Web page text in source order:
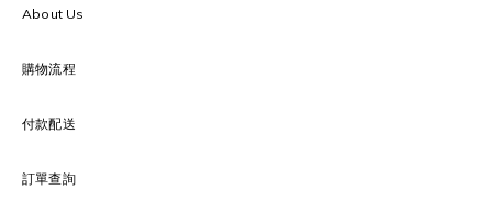
About Us
購物流程
付款配送
訂單查詢